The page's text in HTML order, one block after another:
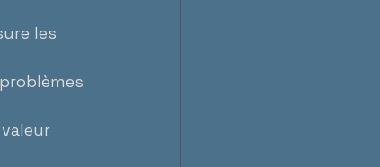
les